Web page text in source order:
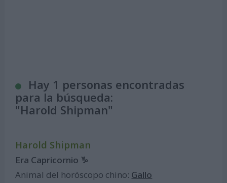
Hay 1 personas encontradas
para la búsqueda:
"Harold Shipman"
Harold Shipman
Era Capricornio ♑
Animal del horóscopo chino: Gallo